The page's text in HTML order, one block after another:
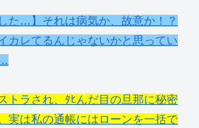
た…】それは病気か、故意か！？
カレてるんじゃないかと思ってい
トラされ、ﾀﾋんだ目の旦那に秘密
実は私の通帳にはローンを一括で